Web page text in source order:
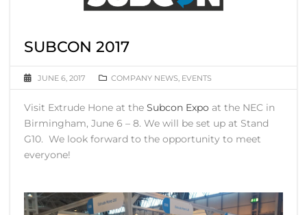
SUBCON 2017
JUNE 6, 2017 COMPANY NEWS, EVENTS
Visit Extrude Hone at the Subcon Expo at the NEC in
Birmingham, June 6 – 8. We will be set up at Stand
G10. We look forward to the opportunity to meet
everyone!